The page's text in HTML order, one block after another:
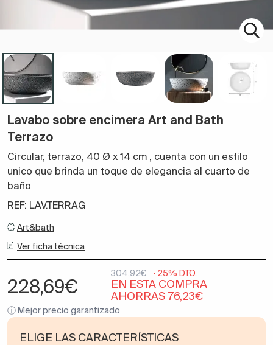
Lavabo sobre encimera Art and Bath
Terrazo
Circular, terrazo, 40 Ø x 14 cm , cuenta con un estilo
unico que brinda un toque de elegancia al cuarto de
baño
REF: LAV.TERRAG
Art&bath
Ver ficha técnica
228,69€
304,92€ · 25% DTO.
EN ESTA COMPRA
AHORRAS 76,23€
ⓘ Mejor precio garantizado
ELIGE LAS CARACTERÍSTICAS